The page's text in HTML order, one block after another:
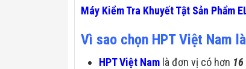
Máy Kiểm Tra Khuyết Tật Sản Phẩm
Vì sao chọn HPT Việt Nam
HPT Việt Nam là đơn vị có hơn